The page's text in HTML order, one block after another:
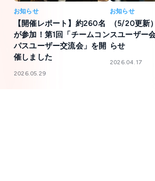
お知らせ
【開催レポート】約260名
が参加！第1回「チームコン
パスユーザー交流会」を開
催しました
2026.05.29
お知らせ
（5/20更新
スユーザー
らせ
2026.04.17